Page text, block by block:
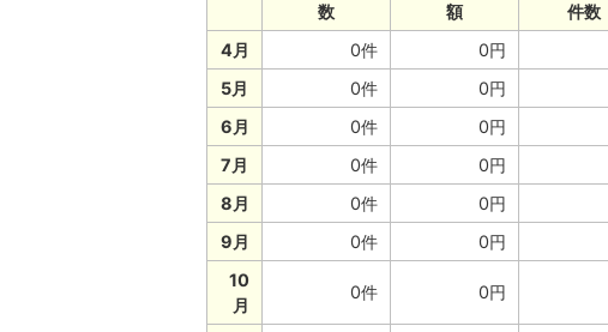
数
額
件数
4月
0件 0円
5月
0件 0円
6月
0件 0円
7月
0件 0円
8月
0件 0円
9月
0件 0円
10
月
0件 0円